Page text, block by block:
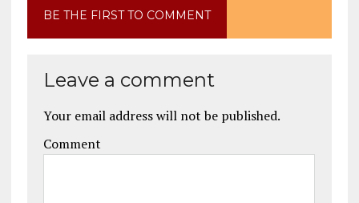
BE THE FIRST TO COMMENT
Leave a comment
Your email address will not be published.
Comment